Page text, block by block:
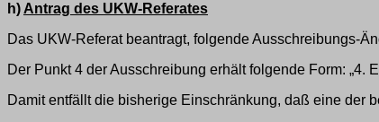
h)Antrag des UKW-Referates
Das UKW-Referat beantragt, folgende Ausschreibungs-
Der Punkt 4 der Ausschreibung erhält folgende Form: „4.
Damit entfällt die bisherige Einschränkung, daß eine der